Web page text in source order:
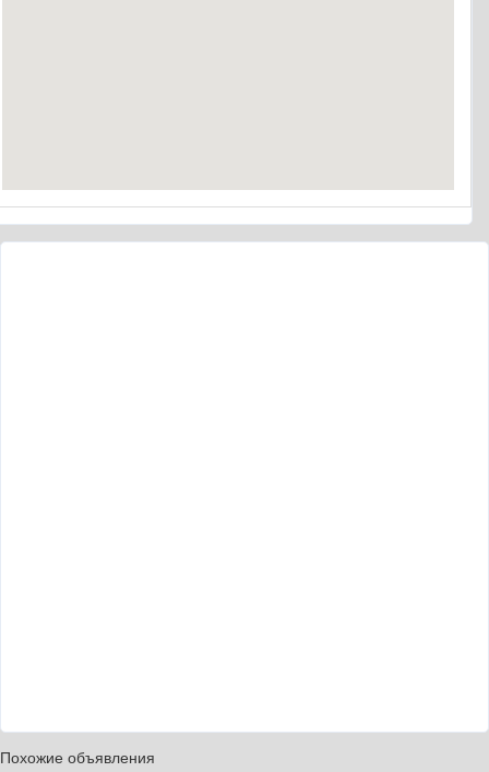
Похожие объявления